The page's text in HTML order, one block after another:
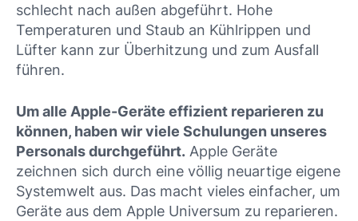
schlecht nach außen abgeführt. Hohe
Temperaturen und Staub an Kühlrippen und
Lüfter kann zur Überhitzung und zum Ausfall
führen.
Um alle Apple-Geräte effizient reparieren zu
können, haben wir viele Schulungen unseres
Personals durchgeführt. Apple Geräte
zeichnen sich durch eine völlig neuartige eigene
Systemwelt aus. Das macht vieles einfacher, um
Geräte aus dem Apple Universum zu reparieren.